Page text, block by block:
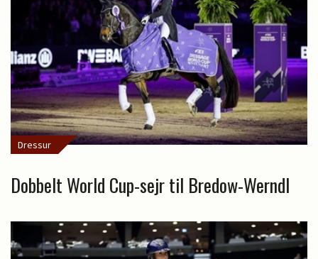
Dressur
Dobbelt World Cup-sejr til Bredow-Werndl